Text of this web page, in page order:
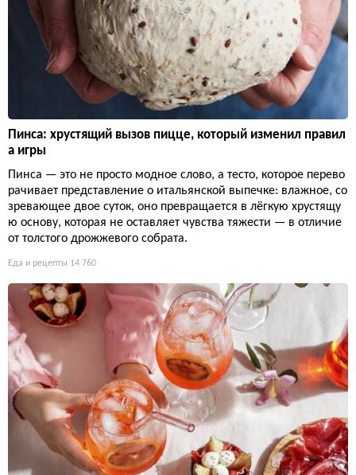
Пинса: хрустящий вызов пицце, который изменил правил
а игры
Пинса — это не просто модное слово, а тесто, которое перево
рачивает представление о итальянской выпечке: влажное, со
зревающее двое суток, оно превращается в лёгкую хрустящу
ю основу, которая не оставляет чувства тяжести — в отличие
от толстого дрожжевого собрата.
Еда и рецепты 14 760